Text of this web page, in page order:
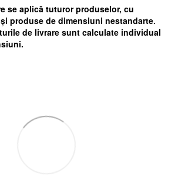
se aplică tuturor produselor, cu
produse de dimensiuni nestandarte.
de livrare sunt calculate individual